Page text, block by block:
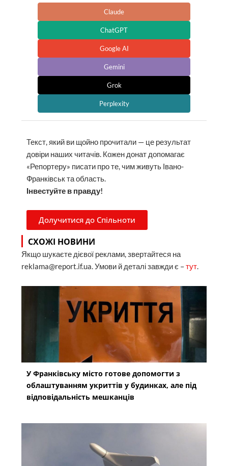
Claude
ChatGPT
Google AI
Gemini
Grok
Perplexity
Текст, який ви щойно прочитали — це результат
довіри наших читачів. Кожен донат допомагає
«Репортеру» писати про те, чим живуть Івано-
Франківськ та область.
Інвестуйте в правду!
Долучитися до Спільноти
СХОЖІ НОВИНИ
Якщо шукаєте дієвої реклами, звертайтеся на
reklama@report.if.ua. Умови й деталі завжди є –тут.
У Франківську місто готове допомогти з
облаштуванням укриттів у будинках, але під
відповідальність мешканців